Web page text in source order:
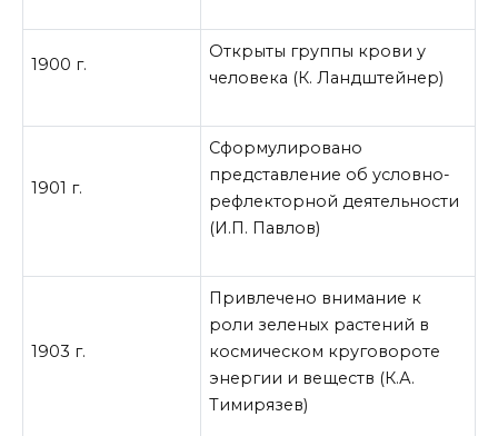
1900 г.
Открыты группы крови у
человека (К. Ландштейнер)
1901 г.
Сформулировано
представление об условно-
рефлекторной деятельности
(И.П. Павлов)
1903 г.
Привлечено внимание к
роли зеленых растений в
космическом круговороте
энергии и веществ (К.А.
Тимирязев)